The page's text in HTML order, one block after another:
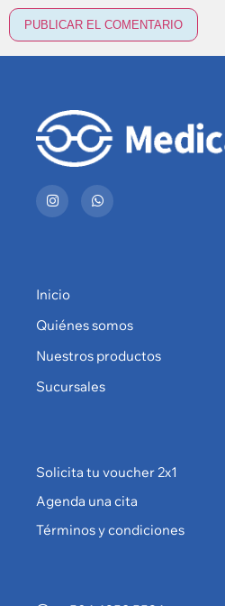
Inicio
Quiénes somos
Nuestros productos
Sucursales
Solicita tu voucher 2x1
Agenda una cita
Términos y condiciones